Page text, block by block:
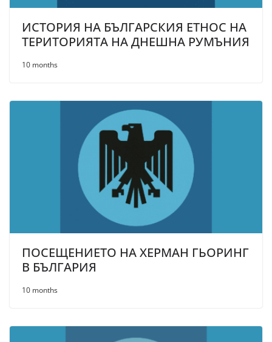
ИСТОРИЯ НА БЪЛГАРСКИЯ ЕТНОС НА
ТЕРИТОРИЯТА НА ДНЕШНА РУМЪНИЯ
10 months
ПОСЕЩЕНИЕТО НА ХЕРМАН ГЬОРИНГ
В БЪЛГАРИЯ
10 months